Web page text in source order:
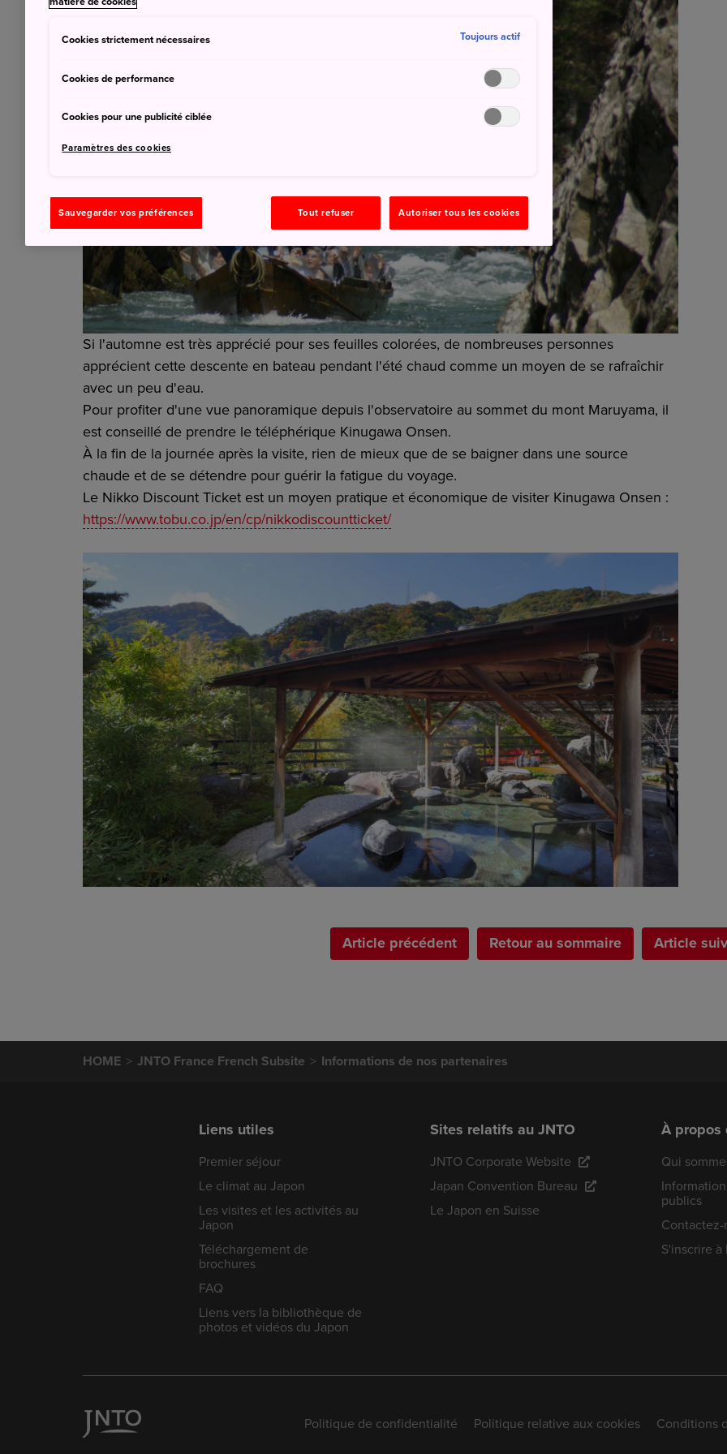
Si l'automne est très apprécié pour ses feuilles colorées, de nombreuses personnes
apprécient cette descente en bateau pendant l'été chaud comme un moyen de se rafraîchir
avec un peu d'eau.
Pour profiter d'une vue panoramique depuis l'observatoire au sommet du mont Maruyama, il
est conseillé de prendre le téléphérique Kinugawa Onsen.
À la fin de la journée après la visite, rien de mieux que de se baigner dans une source
chaude et de se détendre pour guérir la fatigue du voyage.
Le Nikko Discount Ticket est un moyen pratique et économique de visiter Kinugawa Onsen :
https://www.tobu.co.jp/en/cp/nikkodiscountticket/
Article précédent Retour au sommaire Article
HOME JNTO France French Subsite Informations de nos partenaires
Liens utiles
Premier séjour
Le climat au Japon
Les visites et les activités au
Japon
Téléchargement de
brochures
FAQ
Liens vers la bibliothèque de
photos et vidéos du Japon
Sites relatifs au JNTO
JNTO Corporate Website
Japan Convention Bureau
Le Japon en Suisse
À propos
Qui
publics
Contactez-
S'inscrire
Politique de confidentialité Politique relative aux cookies Conditions
Cookies strictement nécessaires Toujours actif
Cookies de performance
Cookies pour une publicité ciblée
Paramètres des cookies
Sauvegarder vos préférences Tout refuser Autoriser tous les cookies